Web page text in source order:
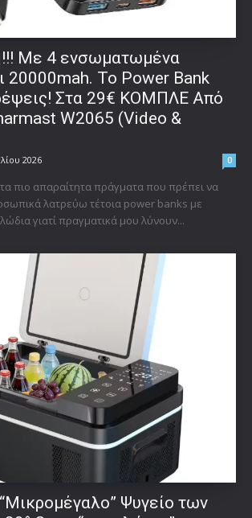
Με 4 ενσωματωμένα
20000mah. Το Power Bank
Στα 29€ ΚΟΜΠΛΕ Από
W2065 (Video &
2026 0
πιο απαραίτητα πράγματα που πρέπει να
λατρεύω τέτοια power banks με
γιατί πραγματικά μου λύνουν...
Ψυγείο των